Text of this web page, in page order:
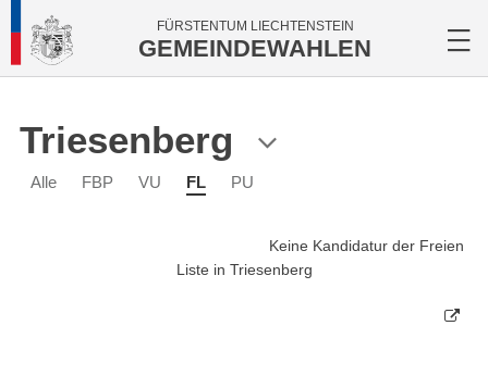
FÜRSTENTUM LIECHTENSTEIN
GEMEINDEWAHLEN
Triesenberg
Alle FBP VU FL PU
Keine Kandidatur der Freien
Liste in Triesenberg